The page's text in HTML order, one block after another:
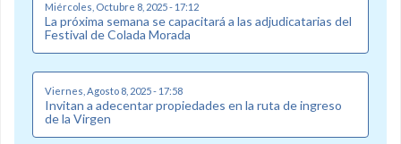
Miércoles, Octubre 8, 2025 - 17:12
La próxima semana se capacitará a las adjudicatarias del
Festival de Colada Morada
Viernes, Agosto 8, 2025 - 17:58
Invitan a adecentar propiedades en la ruta de ingreso
de la Virgen